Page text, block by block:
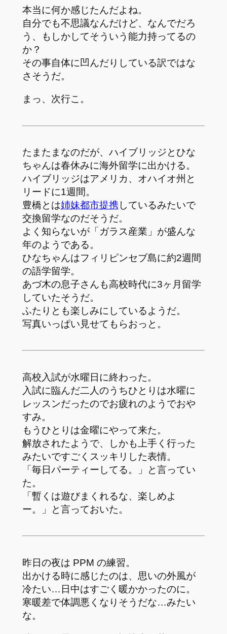
本当に何か感じたんだよね。
自分でも不思議なんだけど、なんでだろ
う、もしかしてそういう能力持ってるの
か？
その事自体に凹んだりしている訳ではな
さそうだ。
まっ、次行こ。
たまたまなのだが、ハイブリッジとひな
ちゃんは春休みに海外留学に出かける。
ハイブリッジはアメリカ、オハイオ州と
リードに1週間。
豊橋とは姉妹都市提携しているみたいで
交換留学なのだそうだ。
よく知らないが「ガラス産業」が盛んな
年のようである。
ひなちゃんはフィリピンセブ島に約2週間
の語学留学。
あづ木の息子さんも高校時代に3ヶ月留学
していたそうだ。
ふたりとも楽しみにしているようだ。
写真いっぱい見せてもらおっと。
高校入試が水曜日に終わった。
入試に臨んだ二人のうちひとりは水曜に
レッスンだったのでお疲れのようでおや
すみ。
もうひとりは金曜にやって来た。
解放されたようで、しかも上手く行った
みたいですごくスッキリした表情。
「毎日パーティーしてる。」と言ってい
た。
「暫くは遊びまくれるな、楽しめよ
ー。」と言っておいた。
昨日の夜は PPM の練習。
出かける時に感じたのは、思いの外風が
冷たい…日中はすごく暖かかったのに。
寒暖差で体調悪くなりそうだな…みたい
な。